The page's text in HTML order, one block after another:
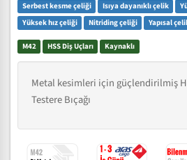
Serbest kesme çeliği
Isıya dayanıklı çelik
Yüksek hız çeliği
Nitriding çeliği Yapısal
M42 HSS Diş Uçları Kaynaklı
Metal kesimleri için güçlendirilmiş
Testere Bıçağı